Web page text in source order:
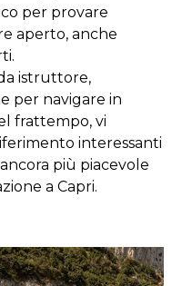
per provare
aperto, anche
istruttore,
per navigare in
frattempo, vi
interessanti
più piacevole
a Capri.